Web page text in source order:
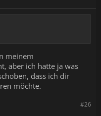
meinem
aber ich hatte ja was
dass ich dir
möchte.
#26